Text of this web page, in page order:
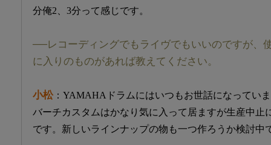
分俺2、3分って感じです。
──レコーディングでもライヴでもいいのですが、
に入りのものがあれば教えてください。
小松：YAMAHAドラムにはいつもお世話になってい
バーチカスタムはかなり気に入って居ますが生産中止
です。新しいラインナップの物も一つ作ろうか検討中